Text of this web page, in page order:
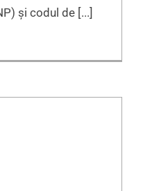
și codul de [...]